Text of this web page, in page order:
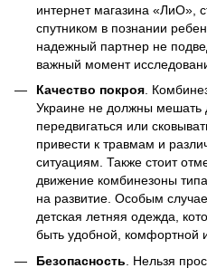
интернет магазина «ЛиО»,
спутником в познании
надежный партнер не
важный момент
Качество покроя.
Украине не должны мешать
передвигаться или
привести к травмам и
ситуациям. Также стоит
движение комбинезоны
на развитие. Особым
детская летняя одежда,
быть удобной, комфортной
Безопасность . Нельзя